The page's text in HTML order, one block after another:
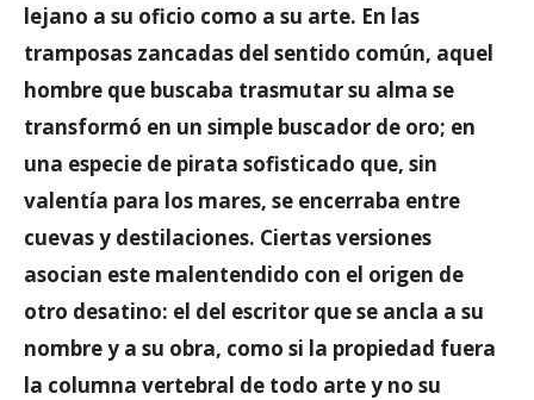
lejano a su oficio como a su arte. En las
tramposas zancadas del sentido común, aquel
hombre que buscaba trasmutar su alma se
transformó en un simple buscador de oro; en
una especie de pirata sofisticado que, sin
valentía para los mares, se encerraba entre
cuevas y destilaciones. Ciertas versiones
asocian este malentendido con el origen de
otro desatino: el del escritor que se ancla a su
nombre y a su obra, como si la propiedad fuera
la columna vertebral de todo arte y no su